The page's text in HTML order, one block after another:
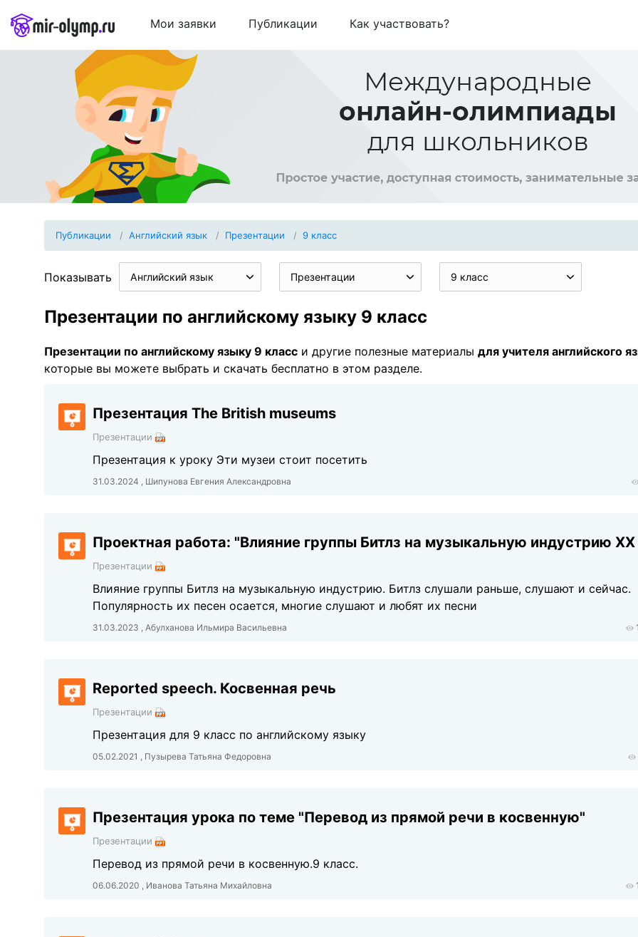
Мои заявки Публикации Как участвовать?
Публикации Английский язык Презентации 9 класс
Показывать Английский язык Презентации 9 класс
Презентации по английскому языку 9 класс
Презентации по английскому языку 9 класс и другие полезные материалы для учителя английского
которые вы можете выбрать и скачать бесплатно в этом разделе.
Презентация The British museums
Презентации
Презентация к уроку Эти музеи стоит посетить
31.03.2024 , Шипунова Евгения Александровна
Проектная работа: "Влияние группы Битлз на музыкальную индустрию XX
Презентации
Влияние группы Битлз на музыкальную индустрию. Битлз слушали раньше, слушают и сейчас.
Популярность их песен осается, многие слушают и любят их песни
31.03.2023 , Абулханова Ильмира Васильевна
Reported speech. Косвенная речь
Презентации
Презентация для 9 класс по английскому языку
05.02.2021 , Пузырева Татьяна Федоровна
Презентация урока по теме "Перевод из прямой речи в косвенную"
Презентации
Перевод из прямой речи в косвенную.9 класс.
06.06.2020 , Иванова Татьяна Михайловна